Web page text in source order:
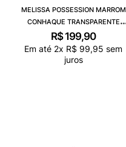
MELISSA POSSESSION MARROM
CONHAQUE TRANSPARENTE
32408
R$ 199,90
Em até 2x R$ 99,95 sem
juros